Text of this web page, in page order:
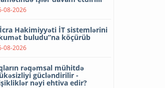
08-2026
Hakimiyyəti İT sistemlərini
buludu”na köçürüb
08-2026
rəqəmsal mühitdə
gücləndirilir -
nəyi ehtiva edir?